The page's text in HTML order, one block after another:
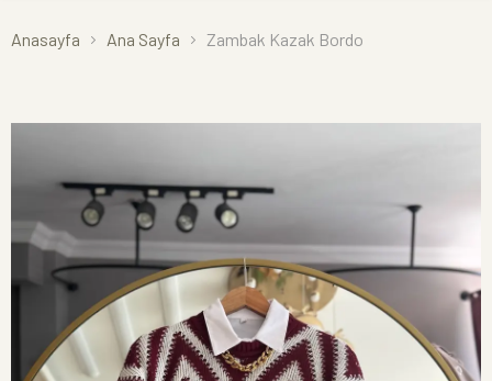
Anasayfa Ana Sayfa Zambak Kazak Bordo